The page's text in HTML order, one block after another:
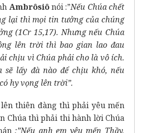
Ambrôsiônói :”Nếu Chúa chết
lại thì mọi tin tưởng của chúng
(1Cr 15,17). Nhưng nếu Chúa
lên trời thì bao gian lao đau
chịu vì Chúa phải cho là vô ích.
sẽ lấy đà nào để chịu khó, nếu
hy vọng lên trời”.
đàng thì phải yêu mến
Chúa thì phải thi hành lời Chúa
:”Nếu anh em yêu mến Thầy,